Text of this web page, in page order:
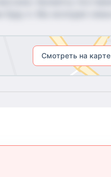
Смотреть на карте